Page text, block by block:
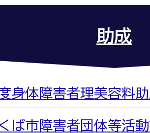
助成
身体障害者理美容料
ば市障害者団体等活